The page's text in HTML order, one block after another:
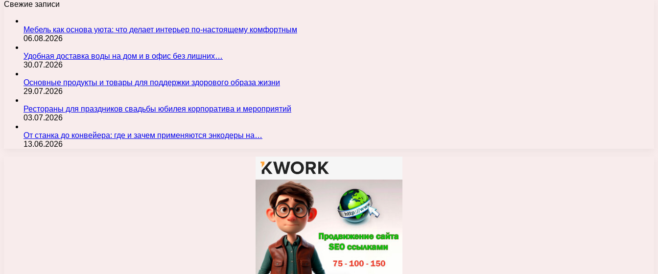
Свежие записи
Мебель как основа уюта: что делает интерьер по-настоящему комфортным
06.08.2026
Удобная доставка воды на дом и в офис без лишних…
30.07.2026
Основные продукты и товары для поддержки здорового образа жизни
29.07.2026
Рестораны для праздников свадьбы юбилея корпоратива и мероприятий
03.07.2026
От станка до конвейера: где и зачем применяются энкодеры на…
13.06.2026